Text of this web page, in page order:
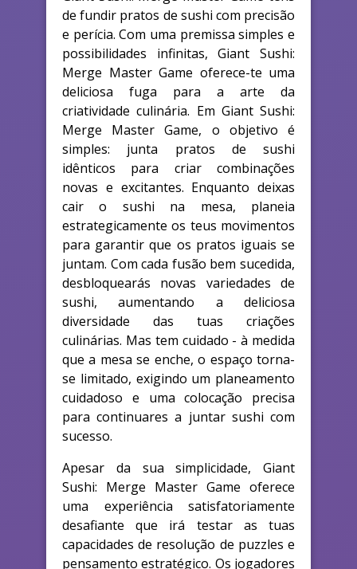
de fundir pratos de sushi com precisão
e perícia. Com uma premissa simples e
possibilidades infinitas, Giant Sushi:
Merge Master Game oferece-te uma
deliciosa fuga para a arte da
criatividade culinária. Em Giant Sushi:
Merge Master Game, o objetivo é
simples: junta pratos de sushi
idênticos para criar combinações
novas e excitantes. Enquanto deixas
cair o sushi na mesa, planeia
estrategicamente os teus movimentos
para garantir que os pratos iguais se
juntam. Com cada fusão bem sucedida,
desbloquearás novas variedades de
sushi, aumentando a deliciosa
diversidade das tuas criações
culinárias. Mas tem cuidado - à medida
que a mesa se enche, o espaço torna-
se limitado, exigindo um planeamento
cuidadoso e uma colocação precisa
para continuares a juntar sushi com
sucesso.
Apesar da sua simplicidade, Giant
Sushi: Merge Master Game oferece
uma experiência satisfatoriamente
desafiante que irá testar as tuas
capacidades de resolução de puzzles e
pensamento estratégico. Os jogadores